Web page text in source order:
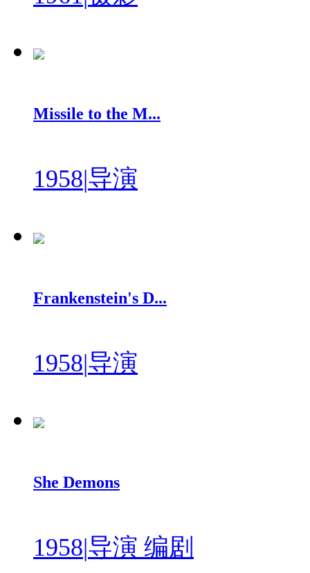
Missile to the M...
1958|导演
Frankenstein's D...
1958|导演
She Demons
1958|导演 编剧